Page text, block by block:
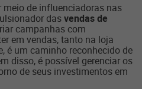
de influenciadoras nas
dasvendas de
campanhas com
em vendas, tanto na loja
é um caminho reconhecido de
disso, é possível gerenciar os
de seus investimentos em